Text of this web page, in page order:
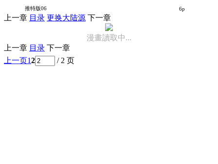
推特版06 6p
上一章 目录 更换大陆源 下一章
漫畫讀取中...
上一章 目录 下一章
上一页12 / 2 页